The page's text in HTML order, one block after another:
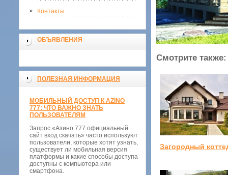
Контакты
ОБЪЯВЛЕНИЯ
ПОЛЕЗНАЯ ИНФОРМАЦИЯ
МОБИЛЬНЫЙ ДОСТУП К AZINO
777: ЧТО ВАЖНО ЗНАТЬ
ПОЛЬЗОВАТЕЛЯМ
Запрос «Азино 777 официальный
сайт вход скачать» часто используют
пользователи, которые хотят узнать,
существует ли мобильная версия
платформы и какие способы доступа
доступны с компьютера или
смартфона.
Смотрите также:
Загородный